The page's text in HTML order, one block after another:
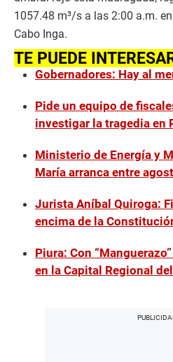
1057.48 m³/s a las 2:00 a.m.
Cabo Inga.
TE PUEDE
Gobernadores: Hay al
Pide un equipo de
investigar la tragedia en
Ministerio de Energía y
María arranca entre
Jurista Aníbal Quiroga:
encima de la
Piura: Con
en la Capital Regional del